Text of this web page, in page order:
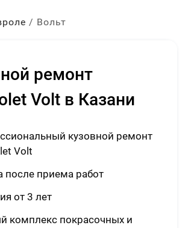
Вольт
ремонт
Volt в Казани
кузовной ремонт
Volt
после приема работ
от 3 лет
комплекс покрасочных и